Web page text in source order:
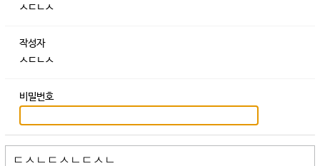
ㅅㄷㄴㅅ
작성자
ㅅㄷㄴㅅ
비밀번호